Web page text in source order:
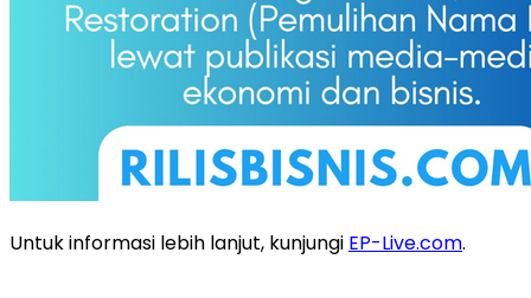
Untuk informasi lebih lanjut, kunjungi EP-Live.com.